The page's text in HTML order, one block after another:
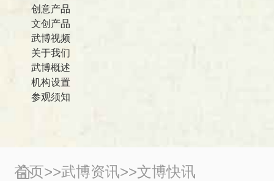
创意产品
文创产品
武博视频
关于我们
武博概述
机构设置
参观须知
首页>>武博资讯>>文博快讯